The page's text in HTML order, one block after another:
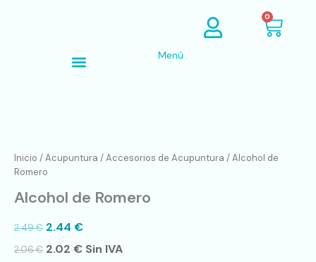
0
Cart
Menú
Inicio /Acupuntura /Accesorios de Acupuntura / Alcohol de
Romero
Alcohol de Romero
2.49€ 2.44 €
2.06€ 2.02 € Sin IVA
cantidad